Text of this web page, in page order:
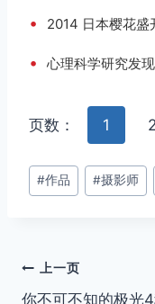
• 2014 日本樱花盛
• 心理科学研究发
页数： 1 2
文
章
#作品 #摄影师
文上一页
你不可不知的极光